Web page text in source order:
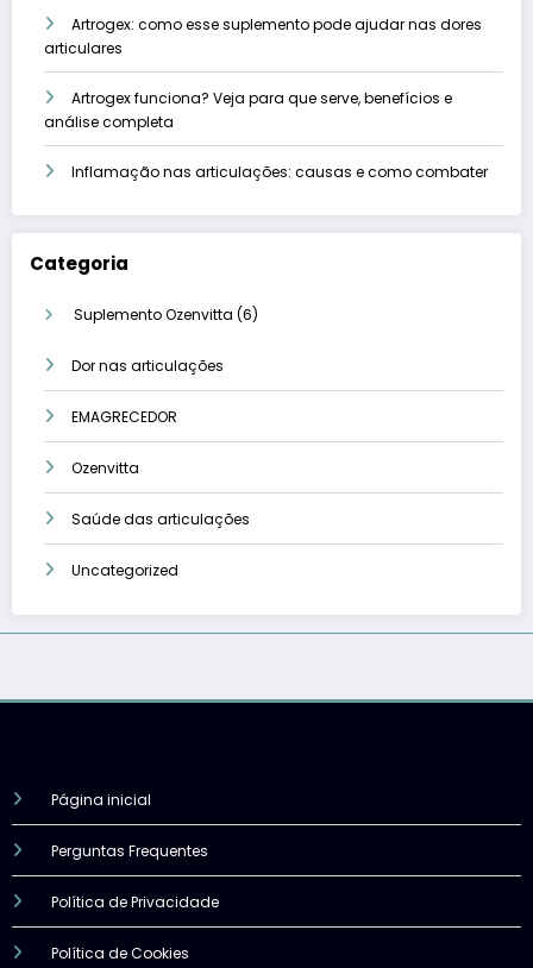
Artrogex: como esse suplemento pode ajudar nas dores
articulares
Artrogex funciona? Veja para que serve, benefícios e
análise completa
Inflamação nas articulações: causas e como combater
Categoria
Suplemento Ozenvitta 66
Dor nas articulações
EMAGRECEDOR
Ozenvitta
Saúde das articulações
Uncategorized
Página inicial
Perguntas Frequentes
Política de Privacidade
Política de Cookies